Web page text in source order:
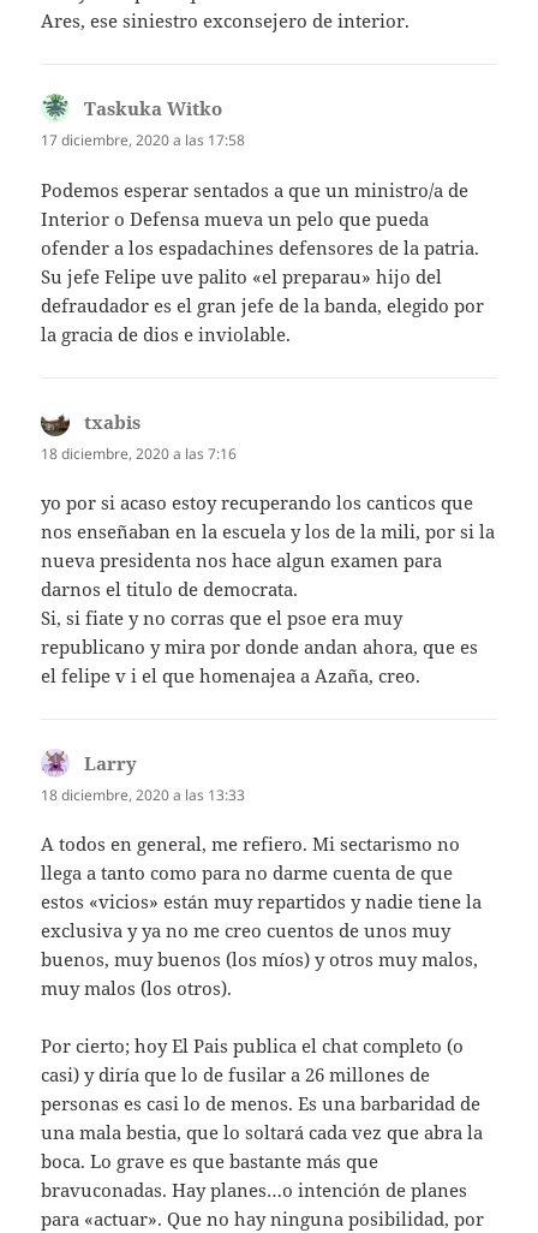
Ares, ese siniestro exconsejero de interior.
Taskuka Witko
17 diciembre, 2020 a las 17:58
Podemos esperar sentados a que un ministro/a de
Interior o Defensa mueva un pelo que pueda
ofender a los espadachines defensores de la patria.
Su jefe Felipe uve palito «el preparau» hijo del
defraudador es el gran jefe de la banda, elegido por
la gracia de dios e inviolable.
txabis
18 diciembre, 2020 a las 7:16
yo por si acaso estoy recuperando los canticos que
nos enseñaban en la escuela y los de la mili, por si la
nueva presidenta nos hace algun examen para
darnos el titulo de democrata.
Si, si fiate y no corras que el psoe era muy
republicano y mira por donde andan ahora, que es
el felipe v i el que homenajea a Azaña, creo.
Larry
18 diciembre, 2020 a las 13:33
A todos en general, me refiero. Mi sectarismo no
llega a tanto como para no darme cuenta de que
estos «vicios» están muy repartidos y nadie tiene la
exclusiva y ya no me creo cuentos de unos muy
buenos, muy buenos (los míos) y otros muy malos,
muy malos (los otros).
Por cierto; hoy El Pais publica el chat completo (o
casi) y diría que lo de fusilar a 26 millones de
personas es casi lo de menos. Es una barbaridad de
una mala bestia, que lo soltará cada vez que abra la
boca. Lo grave es que bastante más que
bravuconadas. Hay planes…o intención de planes
para «actuar». Que no hay ninguna posibilidad, por